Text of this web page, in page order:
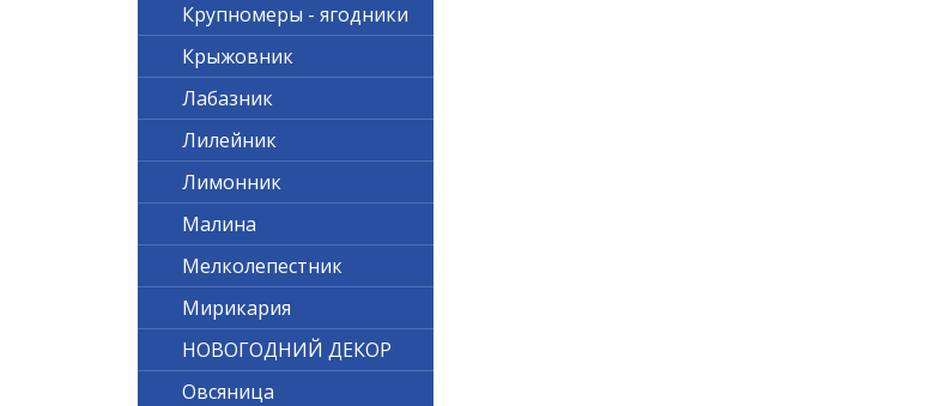
Крупномеры - ягодники
Крыжовник
Лабазник
Лилейник
Лимонник
Малина
Мелколепестник
Мирикария
НОВОГОДНИЙ ДЕКОР
Овсяница